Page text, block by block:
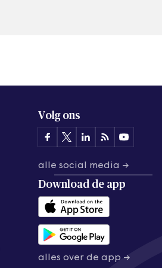
Volg ons
alle social media →
Download de app
alles over de app →